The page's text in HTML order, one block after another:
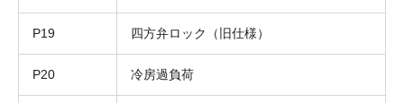
P19 四方弁ロック（旧仕様）
P20 冷房過負荷
折り返しのご連絡 お電話